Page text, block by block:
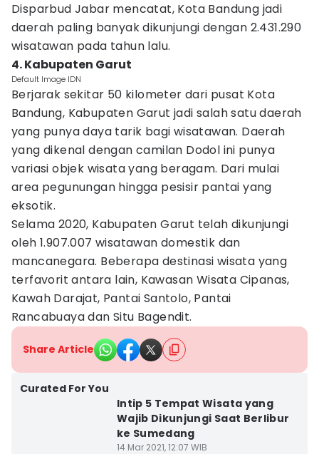
Disparbud Jabar mencatat, Kota Bandung jadi
daerah paling banyak dikunjungi dengan 2.431.290
wisatawan pada tahun lalu.
4. Kabupaten Garut
Default Image IDN
Berjarak sekitar 50 kilometer dari pusat Kota
Bandung, Kabupaten Garut jadi salah satu daerah
yang punya daya tarik bagi wisatawan. Daerah
yang dikenal dengan camilan Dodol ini punya
variasi objek wisata yang beragam. Dari mulai
area pegunungan hingga pesisir pantai yang
eksotik.
Selama 2020, Kabupaten Garut telah dikunjungi
oleh 1.907.007 wisatawan domestik dan
mancanegara. Beberapa destinasi wisata yang
terfavorit antara lain, Kawasan Wisata Cipanas,
Kawah Darajat, Pantai Santolo, Pantai
Rancabuaya dan Situ Bagendit.
Share Article
Curated For You
Intip 5 Tempat Wisata yang
Wajib Dikunjungi Saat Berlibur
ke Sumedang
14 Mar 2021, 12:07 WIB